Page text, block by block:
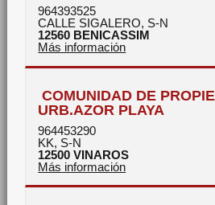
964393525
CALLE SIGALERO, S-N
12560 BENICASSIM
Más información
COMUNIDAD DE
URB.AZOR PLAYA
964453290
KK, S-N
12500 VINAROS
Más información